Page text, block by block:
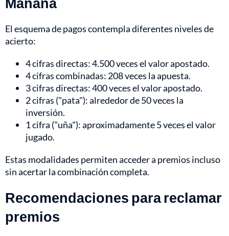
El esquema de pagos contempla diferentes niveles de
acierto:
4 cifras directas: 4.500 veces el valor apostado.
4 cifras combinadas: 208 veces la apuesta.
3 cifras directas: 400 veces el valor apostado.
2 cifras ("pata"): alrededor de 50 veces la
inversión.
1 cifra ("uña"): aproximadamente 5 veces el valor
jugado.
Estas modalidades permiten acceder a premios incluso
sin acertar la combinación completa.
Recomendaciones para reclamar
premios